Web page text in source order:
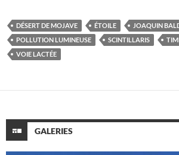
DÉSERT DE MOJAVE ÉTOILE
JOAQUIN
POLLUTION LUMINEUSE
SCINTILLARIS
VOIE LACTÉE
GALERIES